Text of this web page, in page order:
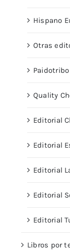
Hispano
Otras
Paidotribo
Quality
Editorial
Editorial
Editorial
Editorial
Editorial
Libros por